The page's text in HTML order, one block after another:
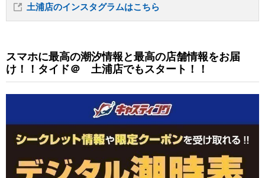
土浦店のインスタグラムはこちら
スマホに最高の潮汐情報と最高の店舗情報をお届
け！！タイド＠ 土浦店でもスタート！！